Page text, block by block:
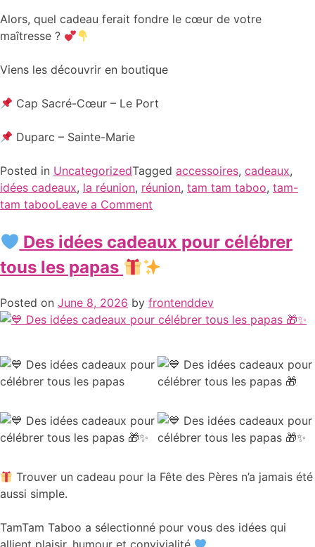
Alors, quel cadeau ferait fondre le cœur de votre
maîtresse ?
Viens les découvrir en boutique
Cap Sacré-Cœur – Le Port
Duparc – Sainte-Marie
Posted in UncategorizedTagged accessoires, cadeaux,
idées cadeaux, la réunion, réunion, tam tam taboo, tam-
tam tabooLeave a Comment
Des idées cadeaux pour célébrer
tous les papas
Posted on June 8, 2026 by frontenddev
Trouver un cadeau pour la Fête des Pères n’a jamais été
aussi simple.
TamTam Taboo a sélectionné pour vous des idées qui